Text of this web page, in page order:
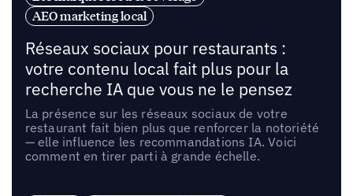
AEO marketing local
Réseaux sociaux pour restaurants :
votre contenu local fait plus pour la
recherche IA que vous ne le pensez
La présence sur les réseaux sociaux de votre
restaurant fait bien plus que renforcer la notoriété
— elle influence les recommandations IA. Voici
comment en tirer parti à grande échelle.